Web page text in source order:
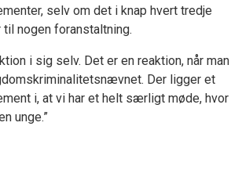
selv om det i knap hvert tredje
nogen foranstaltning.
i sig selv. Det er en reaktion, når man
Der ligger et
i, at vi har et helt særligt møde, hvor
unge.”